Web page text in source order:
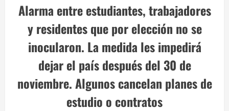
Alarma entre estudiantes, trabajadores
y residentes que por elección no se
inocularon. La medida les impedirá
dejar el país después del 30 de
noviembre. Algunos cancelan planes de
estudio o contratos